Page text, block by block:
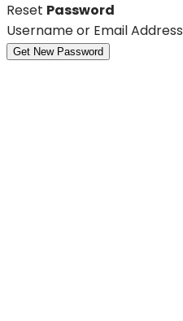
Reset Password
Username or Email Address
Get New Password